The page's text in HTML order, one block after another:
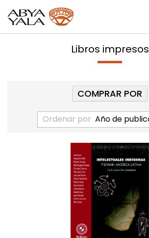
Libros impresos
Ordenar por
COMPRAR POR